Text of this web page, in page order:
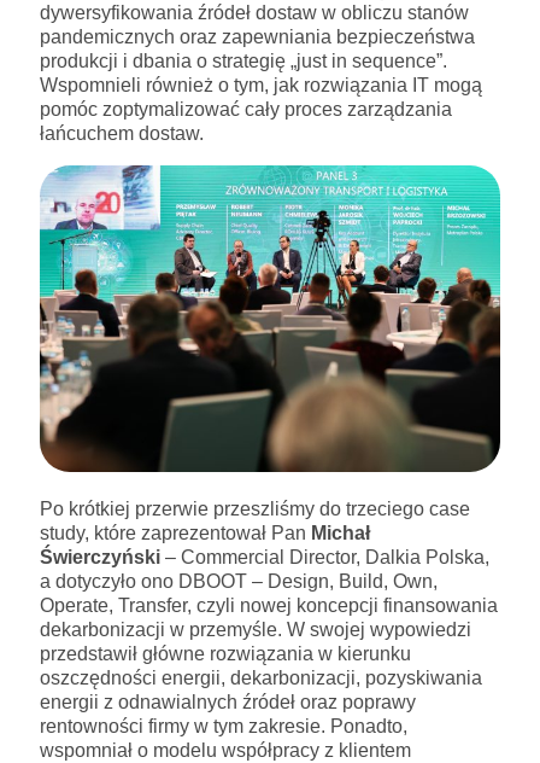
dywersyfikowania źródeł dostaw w obliczu stanów
pandemicznych oraz zapewniania bezpieczeństwa
produkcji i dbania o strategię „just in sequence”.
Wspomnieli również o tym, jak rozwiązania IT mogą
pomóc zoptymalizować cały proces zarządzania
łańcuchem dostaw.
Po krótkiej przerwie przeszliśmy do trzeciego case
study, które zaprezentował Pan Michał
Świerczyński – Commercial Director, Dalkia Polska,
a dotyczyło ono DBOOT – Design, Build, Own,
Operate, Transfer, czyli nowej koncepcji finansowania
dekarbonizacji w przemyśle. W swojej wypowiedzi
przedstawił główne rozwiązania w kierunku
oszczędności energii, dekarbonizacji, pozyskiwania
energii z odnawialnych źródeł oraz poprawy
rentowności firmy w tym zakresie. Ponadto,
wspomniał o modelu współpracy z klientem